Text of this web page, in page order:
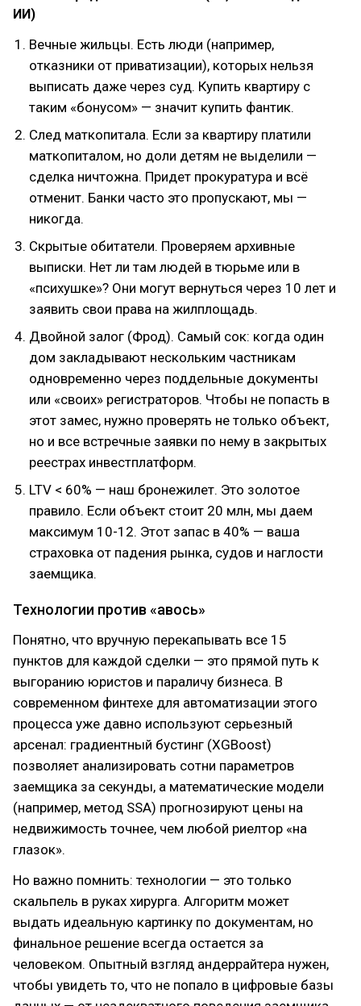
ИИ)
Вечные жильцы. Есть люди (например,
отказники от приватизации), которых нельзя
выписать даже через суд. Купить квартиру с
таким «бонусом» — значит купить фантик.
След маткопитала. Если за квартиру платили
маткопиталом, но доли детям не выделили —
сделка ничтожна. Придет прокуратура и всё
отменит. Банки часто это пропускают, мы —
никогда.
Скрытые обитатели. Проверяем архивные
выписки. Нет ли там людей в тюрьме или в
«психушке»? Они могут вернуться через 10 лет и
заявить свои права на жилплощадь.
Двойной залог (Фрод). Самый сок: когда один
дом закладывают нескольким частникам
одновременно через поддельные документы
или «своих» регистраторов. Чтобы не попасть в
этот замес, нужно проверять не только объект,
но и все встречные заявки по нему в закрытых
реестрах инвестплатформ.
LTV < 60% — наш бронежилет. Это золотое
правило. Если объект стоит 20 млн, мы даем
максимум 10-12. Этот запас в 40% — ваша
страховка от падения рынка, судов и наглости
заемщика.
Технологии против «авось»
Понятно, что вручную перекапывать все 15
пунктов для каждой сделки — это прямой путь к
выгоранию юристов и параличу бизнеса. В
современном финтехе для автоматизации этого
процесса уже давно используют серьезный
арсенал: градиентный бустинг (XGBoost)
позволяет анализировать сотни параметров
заемщика за секунды, а математические модели
(например, метод SSA) прогнозируют цены на
недвижимость точнее, чем любой риелтор «на
глазок».
Но важно помнить: технологии — это только
скальпель в руках хирурга. Алгоритм может
выдать идеальную картинку по документам, но
финальное решение всегда остается за
человеком. Опытный взгляд андеррайтера нужен,
чтобы увидеть то, что не попало в цифровые базы